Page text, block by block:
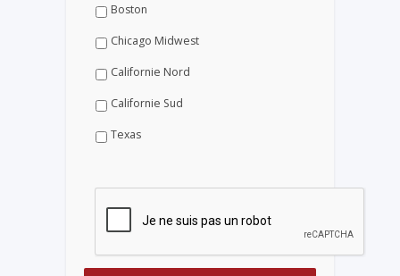
Boston
Chicago Midwest
Californie Nord
Californie Sud
Texas